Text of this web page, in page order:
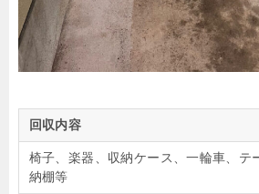
回収内容
椅子、楽器、収納ケース、一輪車、テ
納棚等